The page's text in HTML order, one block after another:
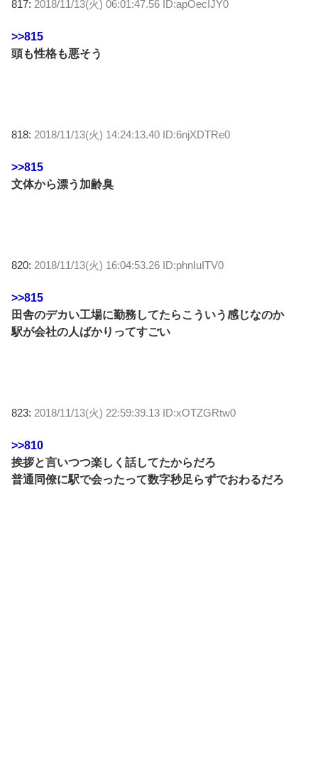
817: 2018/11/13(火) 06:01:47.56 ID:apOecIJY0
>>815
頭も性格も悪そう
818: 2018/11/13(火) 14:24:13.40 ID:6njXDTRe0
>>815
文体から漂う加齢臭
820: 2018/11/13(火) 16:04:53.26 ID:phnIuITV0
>>815
田舎のデカい工場に勤務してたらこういう感じなのか
駅が会社の人ばかりってすごい
823: 2018/11/13(火) 22:59:39.13 ID:xOTZGRtw0
>>810
挨拶と言いつつ楽しく話してたからだろ
普通同僚に駅で会ったって数字秒足らずでおわるだろ